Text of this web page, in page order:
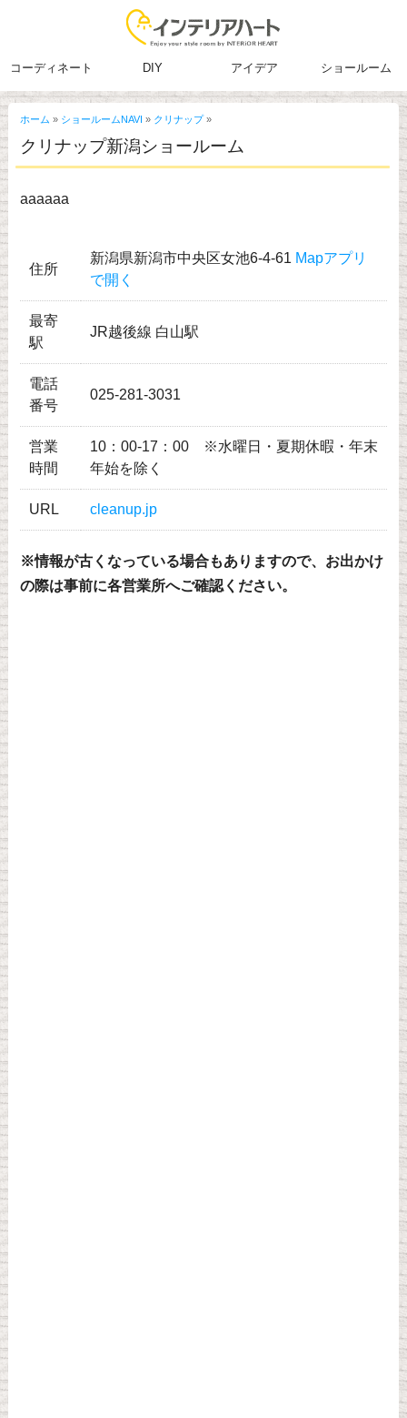
コーディネート DIY アイデア ショールーム
ホーム » ショールームNAVI » クリナップ»
クリナップ新潟ショールーム
aaaaaa
住所
新潟県新潟市中央区女池6-4-61 Mapアプリ
で開く
最寄
駅
JR越後線 白山駅
電話
番号
025-281-3031
営業
時間
10：00-17：00 ※水曜日・夏期休暇・年末
年始を除く
URL cleanup.jp
※情報が古くなっている場合もありますので、お出かけ
の際は事前に各営業所へご確認ください。